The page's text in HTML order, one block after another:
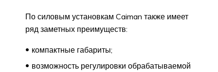
По силовым установкам Caiman также имеет
ряд заметных преимуществ:
компактные габариты;
возможность регулировки обрабатываемой